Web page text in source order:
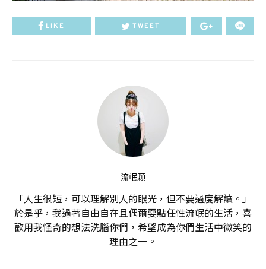
LIKE TWEET
流氓顆
「人生很短，可以理解別人的眼光，但不要過度解讀。」
於是乎，我過著自由自在且偶爾耍點任性流氓的生活，喜
歡用我怪奇的想法洗腦你們，希望成為你們生活中微笑的
理由之一。